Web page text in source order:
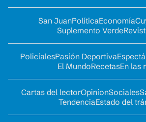
San JuanPolíticaEconomía
Suplemento Verde
PolicialesPasión Deportiva
El MundoRecetasEn las
Cartas del lectorOpinionSociales
TendenciaEstado del